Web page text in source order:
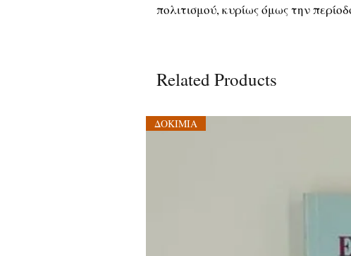
πολιτισμού, κυρίως όμως την
Related Products
ΔΟΚΙΜΙΑ